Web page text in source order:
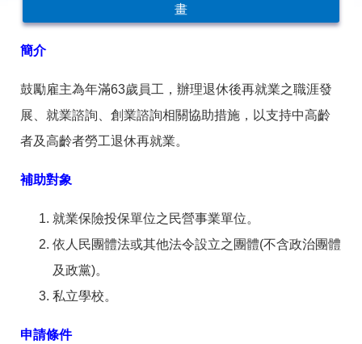
站
覽
首
English
民
信
常
雙
權
網
畫
簡介
鼓勵雇主為年滿63歲員工，辦理退休後再就業之職涯發
展、就業諮詢、創業諮詢相關協助措施，以支持中高齡
者及高齡者勞工退休再就業。
補助對象
就業保險投保單位之民營事業單位。
依人民團體法或其他法令設立之團體(不含政治團體
及政黨)。
私立學校。
申請條件